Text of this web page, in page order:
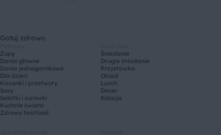
Gotuj zdrowo
Zupy
Dania główne
Dania jednogarnkowe
Dla dzieci
Kiszonki i przetwory
Sosy
Sałatki i surówki
Kuchnie świata
Zdrowy fastfood
Śniadanie
Drugie śniadanie
Przystawka
Obiad
Lunch
Deser
Kolacja